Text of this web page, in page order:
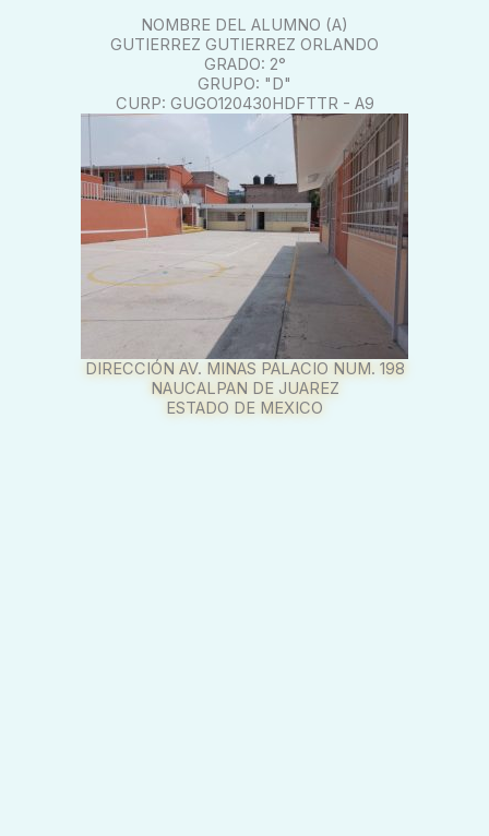
NOMBRE DEL ALUMNO (A)
GUTIERREZ GUTIERREZ ORLANDO
GRADO: 2°
GRUPO: "D"
CURP: GUGO120430HDFTTR - A9
DIRECCIÓN AV. MINAS PALACIO NUM. 198
NAUCALPAN DE JUAREZ
ESTADO DE MEXICO